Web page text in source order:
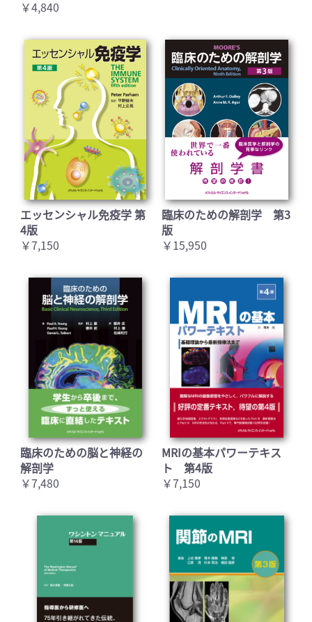
￥4,840
エッセンシャル免疫学 第
4版
￥7,150
臨床のための解剖学 第3
版
￥15,950
臨床のための脳と神経の
解剖学
￥7,480
MRIの基本パワーテキス
ト 第4版
￥7,150